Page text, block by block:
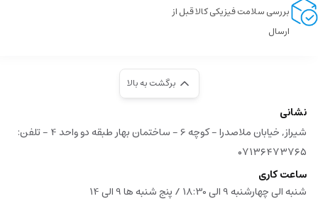
بررسی سلامت فیزیکی کالا قبل از
ارسال
برگشت به بالا
نشانی
شیراز, خیابان ملاصدرا - کوچه 6 - ساختمان بهار طبقه دو واحد 4 - تلفن:
۰۷۱۳۶۴۷۳۷۶۵
ساعت کاری
شنبه الی چهارشنبه 9 الی 18:30 / پنج شنبه ها 9 الی 14